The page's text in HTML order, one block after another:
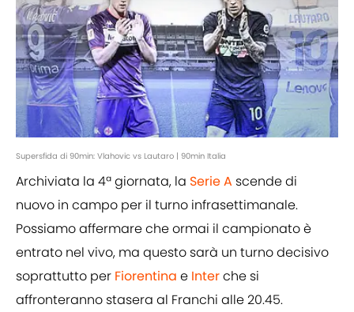
Supersfida di 90min: Vlahovic vs Lautaro | 90min Italia
Archiviata la 4ª giornata, la Serie A scende di
nuovo in campo per il turno infrasettimanale.
Possiamo affermare che ormai il campionato è
entrato nel vivo, ma questo sarà un turno decisivo
soprattutto per Fiorentina e Interche si
affronteranno stasera al Franchi alle 20.45.